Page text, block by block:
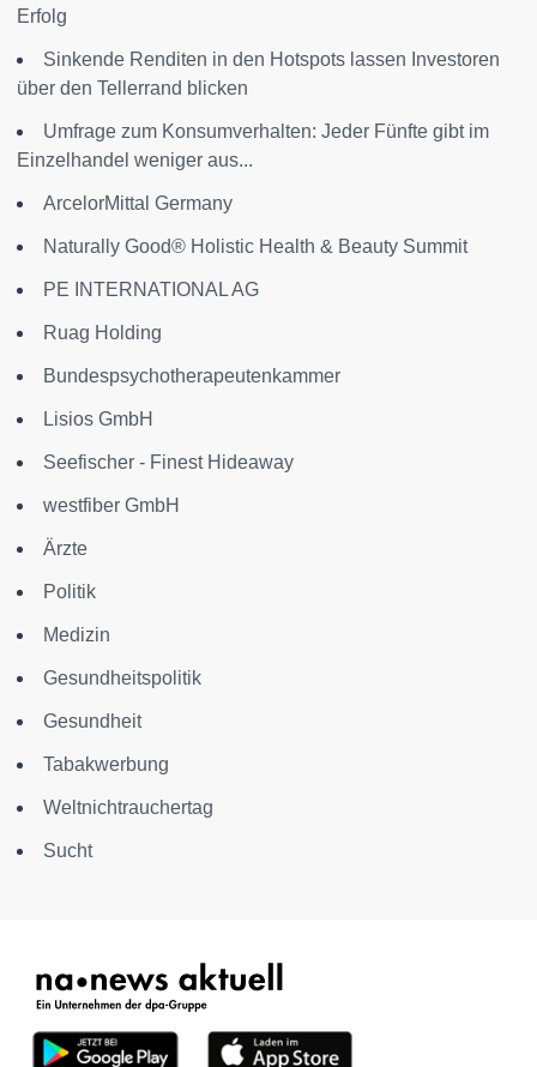
Erfolg
Sinkende Renditen in den Hotspots lassen Investoren
über den Tellerrand blicken
Umfrage zum Konsumverhalten: Jeder Fünfte gibt im
Einzelhandel weniger aus...
ArcelorMittal Germany
Naturally Good® Holistic Health & Beauty Summit
PE INTERNATIONAL AG
Ruag Holding
Bundespsychotherapeutenkammer
Lisios GmbH
Seefischer - Finest Hideaway
westfiber GmbH
Ärzte
Politik
Medizin
Gesundheitspolitik
Gesundheit
Tabakwerbung
Weltnichtrauchertag
Sucht